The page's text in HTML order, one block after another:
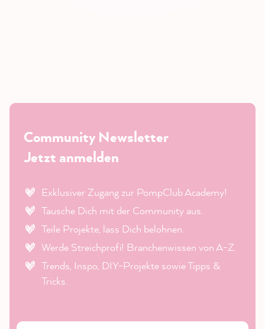
Community Newsletter
Jetzt anmelden
Exklusiver Zugang zur PompClub Academy!
Tausche Dich mit der Community aus.
Teile Projekte, lass Dich belohnen.
Werde Streichprofi! Branchenwissen von A-Z.
Trends, Inspo, DIY-Projekte sowie Tipps &
Tricks.